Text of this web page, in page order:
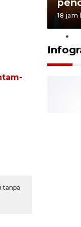
tanpa
18 jam